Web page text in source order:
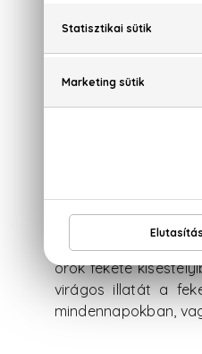
, már
kedvelt. De az XX
parfüm egyszerre
mégis mindezt
az ember rögtön
Az XX Wild és az
Miután a
illatot. AMexx Black
örök fekete
virágos illatát a
mindennapokban,